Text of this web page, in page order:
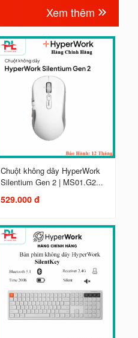
Xem thêm
Chuột không dây HyperWork
Silentium Gen 2 | MS01.G2...
529.000 đ